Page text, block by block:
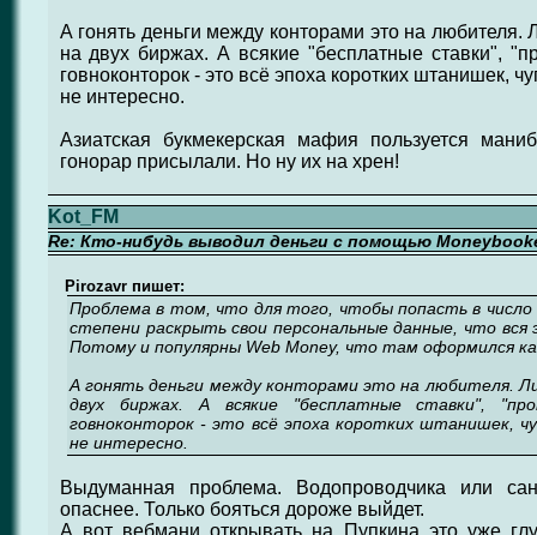
А гонять деньги между конторами это на любителя.
на двух биржах. А всякие "бесплатные ставки",
говноконторок - это всё эпоха коротких штанишек,
не интересно.
Азиатская букмекерская мафия пользуется
гонорар присылали. Но ну их на хрен!
Kot_FM
Re: Кто-нибудь выводил деньги с помощью
Pirozavr пишет:
Проблема в том, что для того, чтобы попасть в число
степени раскрыть свои персональные данные, что
Потому и популярны Web Money, что там оформился
А гонять деньги между конторами это на любителя.
двух биржах. А всякие "бесплатные ставки",
говноконторок - это всё эпоха коротких штанишек,
не интересно.
Выдуманная проблема. Водопроводчика или
опаснее. Только бояться дороже выйдет.
А вот вебмани открывать на Пупкина это уже